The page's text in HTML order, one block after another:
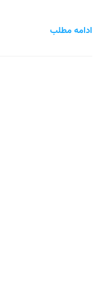
ادامه مطلب